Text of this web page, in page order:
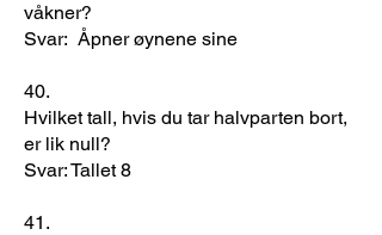
våkner?
Svar: Åpner øynene sine
​40.
Hvilket tall, hvis du tar halvparten bort,
er lik null?
Svar: Tallet 8
41.